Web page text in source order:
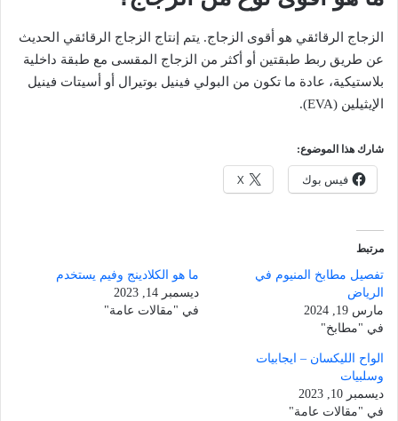
الزجاج الرقائقي هو أقوى الزجاج. يتم إنتاج الزجاج الرقائقي الحديث
عن طريق ربط طبقتين أو أكثر من الزجاج المقسى مع طبقة داخلية
بلاستيكية، عادة ما تكون من البولي فينيل بوتيرال أو أسيتات فينيل
الإيثيلين (EVA).
شارك هذا الموضوع:
فيس بوك X
مرتبط
تفصيل مطابخ المنيوم في
الرياض
مارس 19, 2024
في "مطابخ"
ما هو الكلادينج وفيم يستخدم
ديسمبر 14, 2023
في "مقالات عامة"
الواح الليكسان – ايجابيات
وسلبيات
ديسمبر 10, 2023
في "مقالات عامة"